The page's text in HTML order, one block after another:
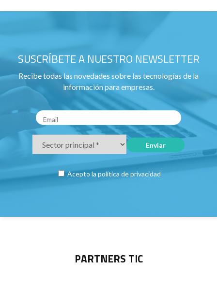
SUSCRÍBETE A NUESTRO NEWSLETTER
Recibe todas las novedades sobre las tecnologías de la
información para empresas.
Acepto la política de privacidad
PARTNERS TIC